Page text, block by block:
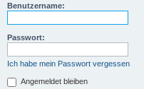
Benutzername:
Passwort:
Ich habe mein Passwort vergessen
Angemeldet bleiben